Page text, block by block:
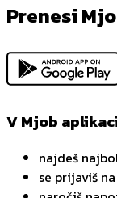
Prenesi
V Mjob
najdeš
se prijaviš